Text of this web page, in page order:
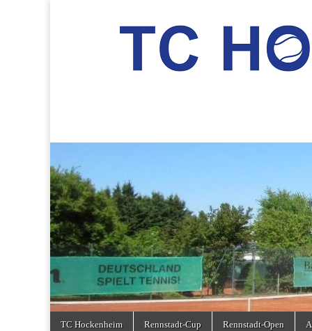
TC Hockenheim
Main
TC Hockenheim Rennstadt-Cup Rennstadt-Open